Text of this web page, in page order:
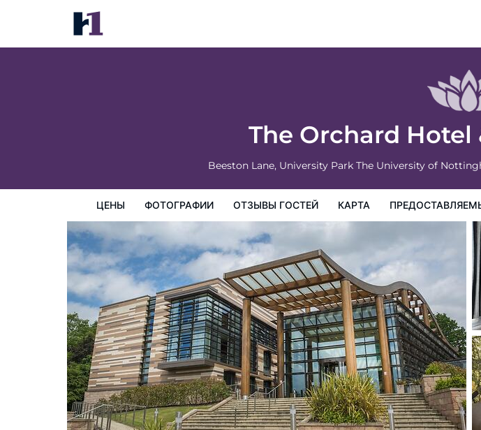
The Orchard Hotel
Beeston Lane, University Park The University of
ЦЕНЫ ФОТОГРАФИИ ОТЗЫВЫ ГОСТЕЙ КАРТА
The Orchard Hotel & Restaurant
цены